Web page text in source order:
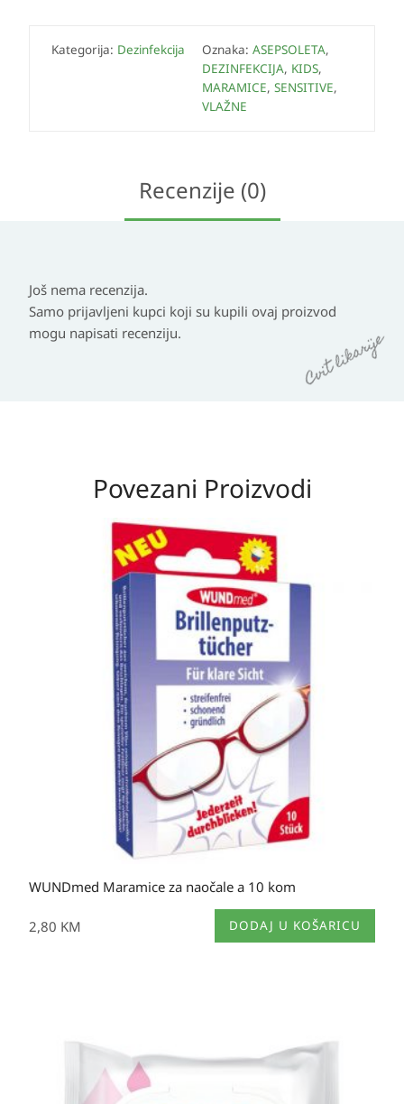
Kategorija: Dezinfekcija Oznaka: ASEPSOLETA,
DEZINFEKCIJA, KIDS,
MARAMICE, SENSITIVE,
VLAŽNE
Recenzije (0)
Još nema recenzija.
Samo prijavljeni kupci koji su kupili ovaj proizvod
mogu napisati recenziju.
Povezani Proizvodi
WUNDmed Maramice za naočale a 10 kom
2,80 KM DODAJ U KOŠARICU